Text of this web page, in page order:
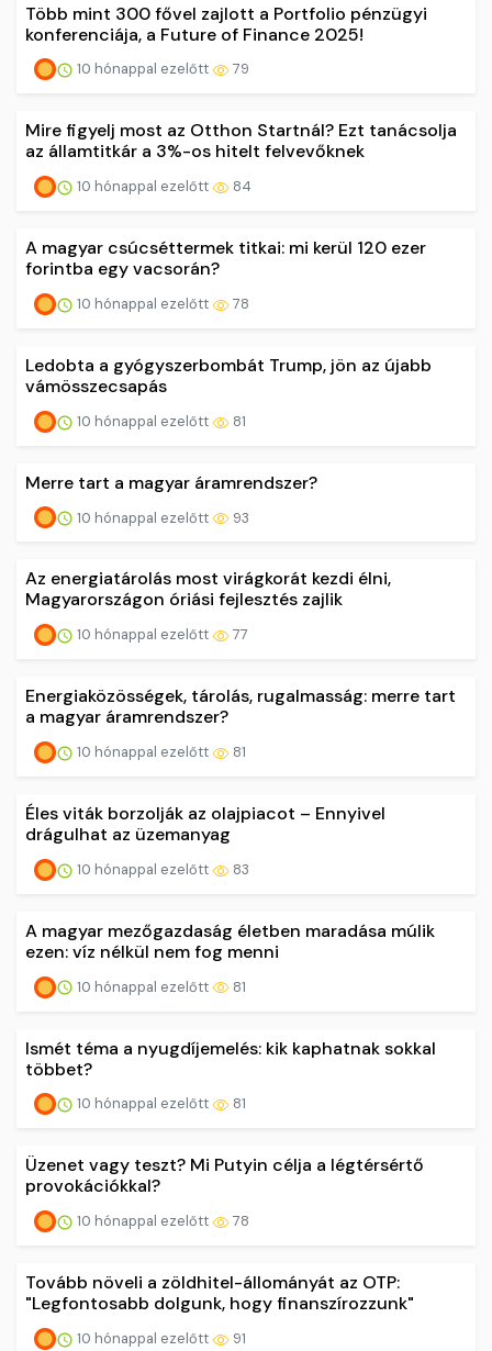
Több mint 300 fővel zajlott a Portfolio pénzügyi
konferenciája, a Future of Finance 2025!
10 hónappal ezelőtt 79
Mire figyelj most az Otthon Startnál? Ezt tanácsolja
az államtitkár a 3%-os hitelt felvevőknek
10 hónappal ezelőtt 84
A magyar csúcséttermek titkai: mi kerül 120 ezer
forintba egy vacsorán?
10 hónappal ezelőtt 78
Ledobta a gyógyszerbombát Trump, jön az újabb
vámösszecsapás
10 hónappal ezelőtt 81
Merre tart a magyar áramrendszer?
10 hónappal ezelőtt 93
Az energiatárolás most virágkorát kezdi élni,
Magyarországon óriási fejlesztés zajlik
10 hónappal ezelőtt 77
Energiaközösségek, tárolás, rugalmasság: merre tart
a magyar áramrendszer?
10 hónappal ezelőtt 81
Éles viták borzolják az olajpiacot – Ennyivel
drágulhat az üzemanyag
10 hónappal ezelőtt 83
A magyar mezőgazdaság életben maradása múlik
ezen: víz nélkül nem fog menni
10 hónappal ezelőtt 81
Ismét téma a nyugdíjemelés: kik kaphatnak sokkal
többet?
10 hónappal ezelőtt 81
Üzenet vagy teszt? Mi Putyin célja a légtérsértő
provokációkkal?
10 hónappal ezelőtt 78
Tovább növeli a zöldhitel-állományát az OTP:
"Legfontosabb dolgunk, hogy finanszírozzunk"
10 hónappal ezelőtt 91